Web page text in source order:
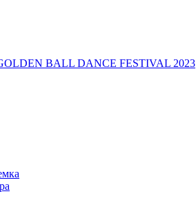
BALL DANCE FESTIVAL 2023